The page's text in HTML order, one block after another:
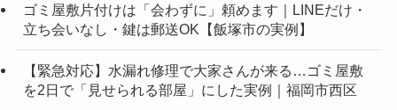
ゴミ屋敷片付けは「会わずに」頼めます｜LINEだけ・
立ち会いなし・鍵は郵送OK【飯塚市の実例】
【緊急対応】水漏れ修理で大家さんが来る…ゴミ屋敷
を2日で「見せられる部屋」にした実例｜福岡市西区